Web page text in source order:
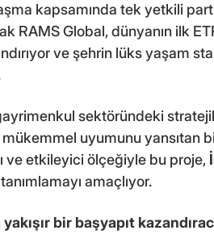
kapsamında tek yetkili
RAMS Global, dünyanın ilk
ve şehrin lüks yaşam
sektöründeki
uyumunu yansıtan
ve etkileyici ölçeğiyle bu proje,
amaçlıyor.
bir başyapıt